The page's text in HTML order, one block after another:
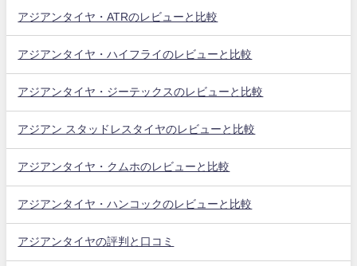
アジアンタイヤ・ATRのレビューと比較
アジアンタイヤ・ハイフライのレビューと比較
アジアンタイヤ・ジーテックスのレビューと比較
アジアン スタッドレスタイヤのレビューと比較
アジアンタイヤ・クムホのレビューと比較
アジアンタイヤ・ハンコックのレビューと比較
アジアンタイヤの評判と口コミ